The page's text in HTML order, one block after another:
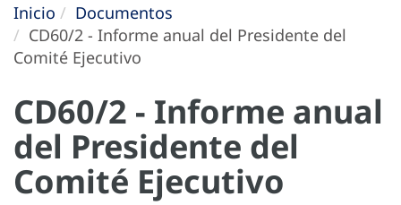
Inicio
Documentos
CD60/2 - Informe anual del Presidente del
Comité Ejecutivo
CD60/2 - Informe anual
del Presidente del
Comité Ejecutivo